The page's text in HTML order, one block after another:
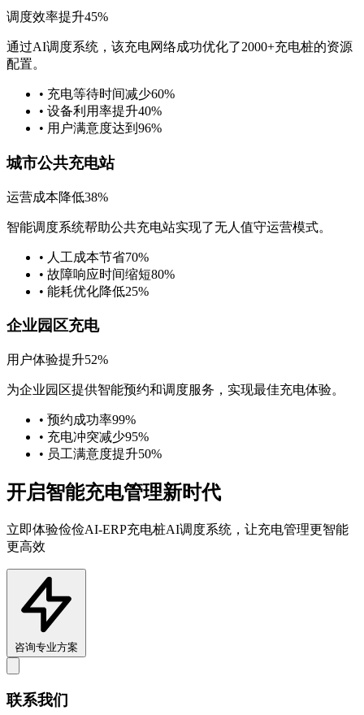
调度效率提升45%
通过AI调度系统，该充电网络成功优化了2000+充电桩的资源
配置。
• 充电等待时间减少60%
• 设备利用率提升40%
• 用户满意度达到96%
城市公共充电站
运营成本降低38%
智能调度系统帮助公共充电站实现了无人值守运营模式。
• 人工成本节省70%
• 故障响应时间缩短80%
• 能耗优化降低25%
企业园区充电
用户体验提升52%
为企业园区提供智能预约和调度服务，实现最佳充电体验。
• 预约成功率99%
• 充电冲突减少95%
• 员工满意度提升50%
开启智能充电管理新时代
立即体验俭俭AI-ERP充电桩AI调度系统，让充电管理更智能
更高效
咨询专业方案
联系我们